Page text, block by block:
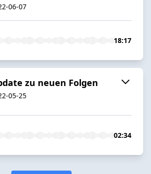
06-07
18:17
zu neuen Folgen
05-25
02:34